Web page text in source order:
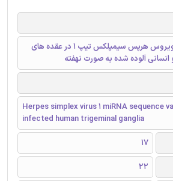
تغییرات توالی miRNA ویروس هرپس سیمپلکس تیپ 1 در عقده های
آلوده شده به صورت نهفته
Herpes simplex virus 1 miRNA sequence
infected human trigeminal ganglia
17
22